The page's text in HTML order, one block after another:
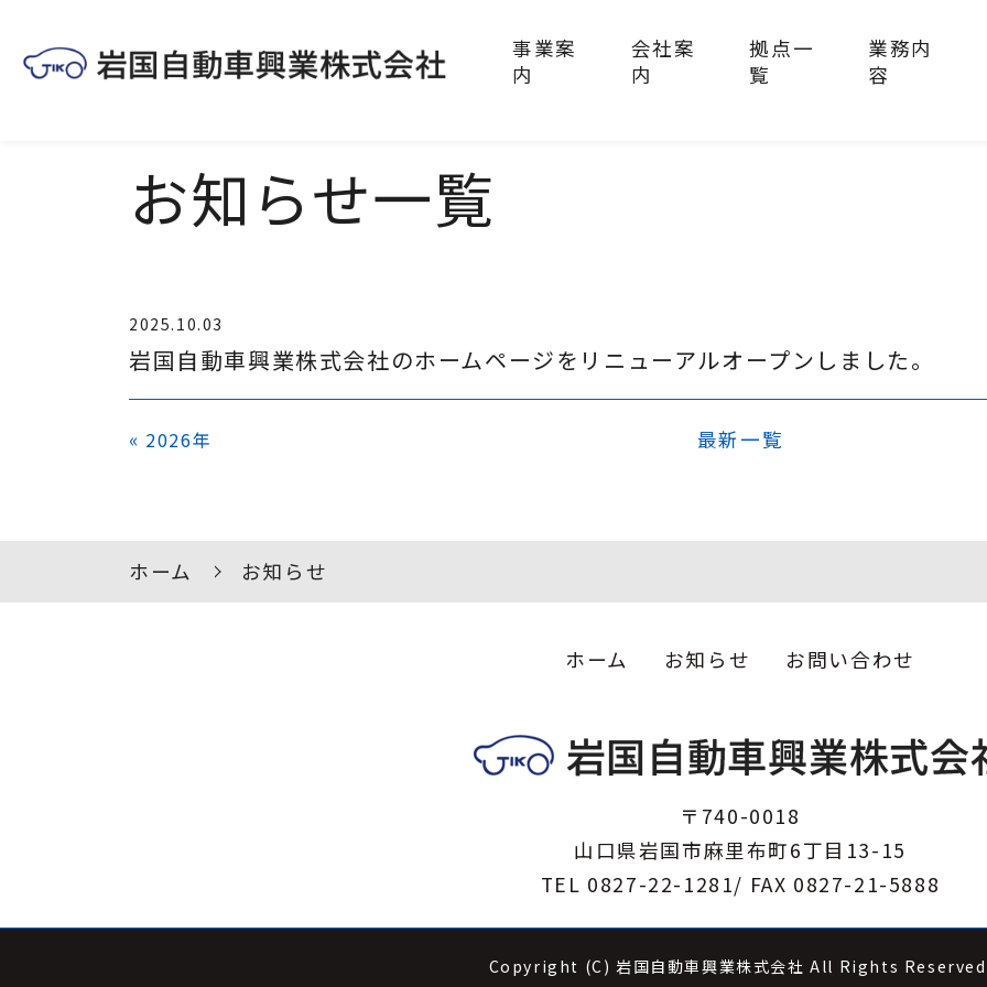
事業案
内
会社案
内
拠点一
覧
業務内
容
お知らせ一覧
2025.10.03
岩国自動車興業株式会社のホームページをリニューアルオープンしました。
« 2026年 最新一覧
ホーム お知らせ
ホーム お知らせ お問い合わせ
〒740-0018
山口県岩国市麻里布町6丁目13-15
TEL 0827-22-1281/ FAX 0827-21-5888
Copyright (C) 岩国自動車興業株式会社 All Rights